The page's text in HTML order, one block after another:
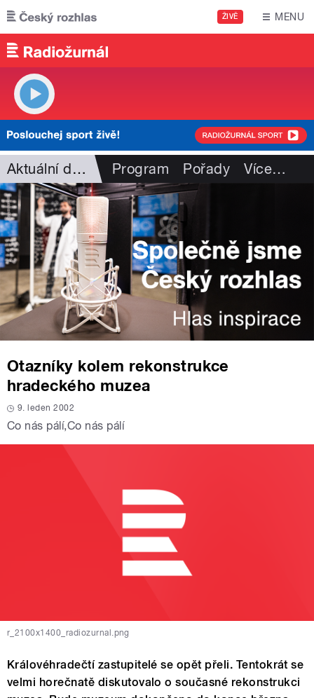
Přejít k hlavnímu obsahu
ŽIVĚ MENU
Aktuální dění Program Pořady Více…
Otazníky kolem rekonstrukce
hradeckého muzea
9. leden 2002
Co nás pálí,Co nás pálí
r_2100x1400_radiozurnal.png
Královéhradečtí zastupitelé se opět přeli. Tentokrát se
velmi horečnatě diskutovalo o současné rekonstrukci